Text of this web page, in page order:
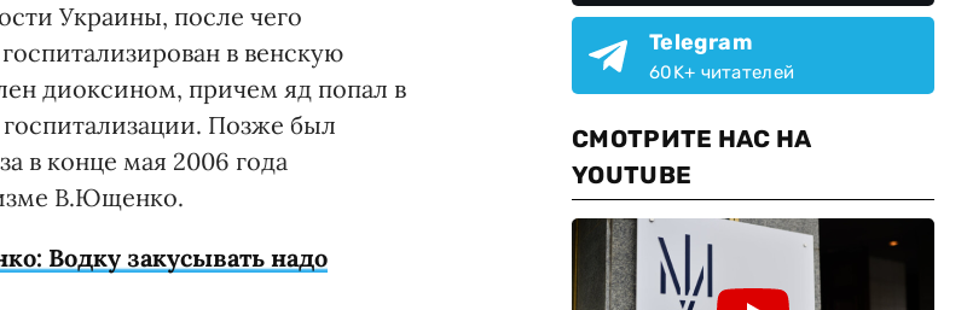
Украины, после чего
в венскую
диоксином, причем яд попал в
Позже был
в конце мая 2006 года
В.Ющенко.
Водку закусывать надо
Telegram
60K+ читателей
СМОТРИТЕ НАС НА
YOUTUBE